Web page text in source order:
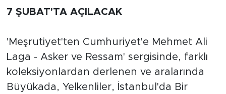
7 ŞUBAT'TA AÇILACAK
'Meşrutiyet'ten Cumhuriyet'e Mehmet Ali
Laga - Asker ve Ressam' sergisinde, farklı
koleksiyonlardan derlenen ve aralarında
Büyükada, Yelkenliler, İstanbul'da Bir